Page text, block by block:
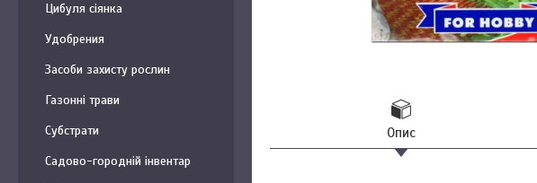
Опис
Цибуля сіянка
Удобрения
Засоби захисту рослин
Газонні трави
Субстрати
Садово-городній інвентар